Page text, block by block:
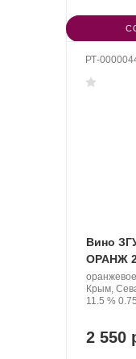
РТ-
Вино
ОРАНЖ
Рем
Акчурин.
Регион:
Крым,
Крепость
11.5 %.
2 550